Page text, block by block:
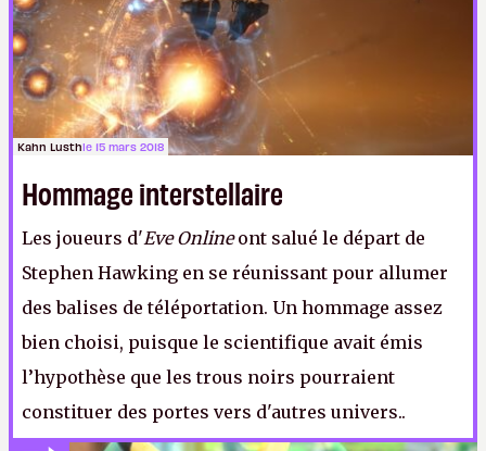
Kahn Lusthle 15 mars 2018
Hommage interstellaire
Les joueurs d'Eve Onlineont salué le départ de
Stephen Hawking en se réunissant pour allumer
des balises de téléportation. Un hommage assez
bien choisi, puisque le scientifique avait émis
l’hypothèse que les trous noirs pourraient
constituer des portes vers d'autres univers..